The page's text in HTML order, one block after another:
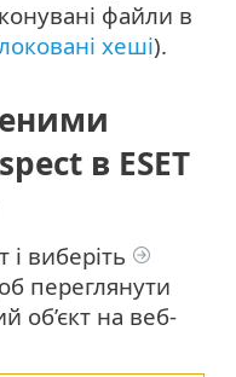
файли в
хеші).
в ESET
і виберіть
переглянути
об’єкт на веб-